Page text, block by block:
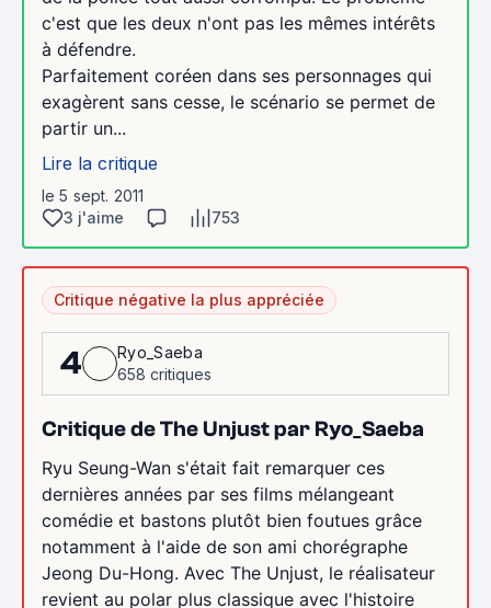
c'est que les deux n'ont pas les mêmes intérêts
à défendre.
Parfaitement coréen dans ses personnages qui
exagèrent sans cesse, le scénario se permet de
partir un...
Lire la critique
le 5 sept. 2011
3 j'aime
753
Critique négative la plus appréciée
4
Ryo_Saeba
658 critiques
Critique de The Unjust par Ryo_Saeba
Ryu Seung-Wan s'était fait remarquer ces
dernières années par ses films mélangeant
comédie et bastons plutôt bien foutues grâce
notamment à l'aide de son ami chorégraphe
Jeong Du-Hong. Avec The Unjust, le réalisateur
revient au polar plus classique avec l'histoire